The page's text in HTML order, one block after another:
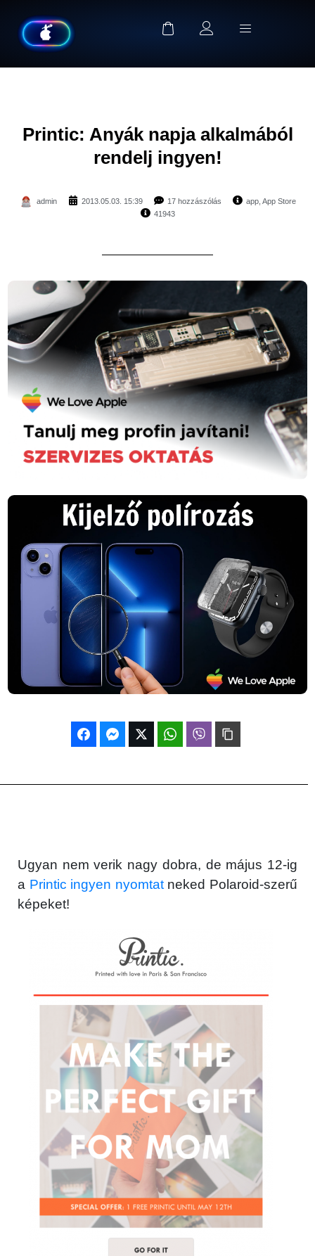
Printic: Anyák napja alkalmából
rendelj ingyen!
admin 2013.05.03. 15:39 17 hozzászólás app App Store
41943
Ugyan nem verik nagy dobra, de május 12-ig
a Printic ingyen nyomtatneked Polaroid-szerű
képeket!